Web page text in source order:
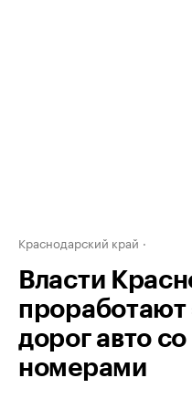
Краснодарский край
Власти
проработают
дорог авто
номерами